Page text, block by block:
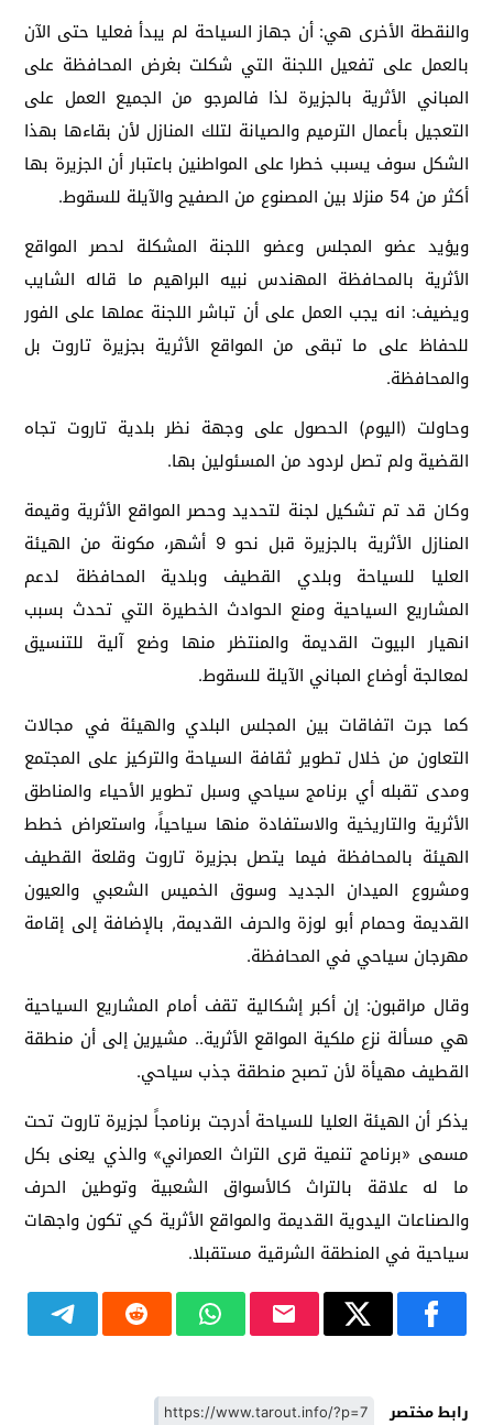
والنقطة الأخرى هي: أن جهاز السياحة لم يبدأ فعليا حتى الآن
بالعمل على تفعيل اللجنة التي شكلت بغرض المحافظة على
المباني الأثرية بالجزيرة لذا فالمرجو من الجميع العمل على
التعجيل بأعمال الترميم والصيانة لتلك المنازل لأن بقاءها بهذا
الشكل سوف يسبب خطرا على المواطنين باعتبار أن الجزيرة بها
أكثر من 54 منزلا بين المصنوع من الصفيح والآيلة للسقوط.
ويؤيد عضو المجلس وعضو اللجنة المشكلة لحصر المواقع
الأثرية بالمحافظة المهندس نبيه البراهيم ما قاله الشايب
ويضيف: انه يجب العمل على أن تباشر اللجنة عملها على الفور
للحفاظ على ما تبقى من المواقع الأثرية بجزيرة تاروت بل
والمحافظة.
وحاولت (اليوم) الحصول على وجهة نظر بلدية تاروت تجاه
القضية ولم تصل لردود من المسئولين بها.
وكان قد تم تشكيل لجنة لتحديد وحصر المواقع الأثرية وقيمة
المنازل الأثرية بالجزيرة قبل نحو 9 أشهر، مكونة من الهيئة
العليا للسياحة وبلدي القطيف وبلدية المحافظة لدعم
المشاريع السياحية ومنع الحوادث الخطيرة التي تحدث بسبب
انهيار البيوت القديمة والمنتظر منها وضع آلية للتنسيق
لمعالجة أوضاع المباني الآيلة للسقوط.
كما جرت اتفاقات بين المجلس البلدي والهيئة في مجالات
التعاون من خلال تطوير ثقافة السياحة والتركيز على المجتمع
ومدى تقبله أي برنامج سياحي وسبل تطوير الأحياء والمناطق
الأثرية والتاريخية والاستفادة منها سياحياً، واستعراض خطط
الهيئة بالمحافظة فيما يتصل بجزيرة تاروت وقلعة القطيف
ومشروع الميدان الجديد وسوق الخميس الشعبي والعيون
القديمة وحمام أبو لوزة والحرف القديمة, بالإضافة إلى إقامة
مهرجان سياحي في المحافظة.
وقال مراقبون: إن أكبر إشكالية تقف أمام المشاريع السياحية
هي مسألة نزع ملكية المواقع الأثرية.. مشيرين إلى أن منطقة
القطيف مهيأة لأن تصبح منطقة جذب سياحي.
يذكر أن الهيئة العليا للسياحة أدرجت برنامجاً لجزيرة تاروت تحت
مسمى «برنامج تنمية قرى التراث العمراني» والذي يعنى بكل
ما له علاقة بالتراث كالأسواق الشعبية وتوطين الحرف
والصناعات اليدوية القديمة والمواقع الأثرية كي تكون واجهات
سياحية في المنطقة الشرقية مستقبلا.
رابط مختصر